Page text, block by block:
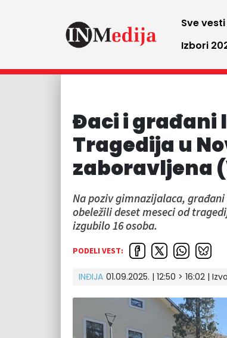
Sve vesti
Izbori
Đaci i građani
Tragedija u
zaboravljena
Na poziv gimnazijalaca,
obeležili deset meseci od
izgubilo 16 osoba.
PODELI VEST:
INĐIJA 01.09.2025. | 12:50 > 16:02 |